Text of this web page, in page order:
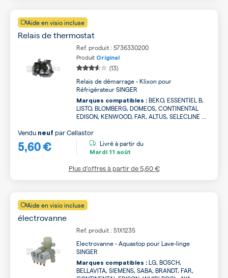
Aide en visio incluse
Relais de thermostat
Ref. produit : 5736330200
Produit Original
(13)
Relais de démarrage - Klixon pour
Réfrigérateur SINGER
Marques compatibles : BEKO, ESSENTIEL B,
LISTO, BLOMBERG, DOMEOS, CONTINENTAL
EDISON, KENWOOD, FAR, ALTUS, SELECLINE ...
5,60 €
Vendu neuf parCellastor
Livré à partir du
Mardi 11 août
Plus d’offres à partir de5,60 €
Aide en visio incluse
électrovanne
Ref. produit : 51X1235
Electrovanne - Aquastop pour Lave-linge
SINGER
Marques compatibles : LG, BOSCH,
BELLAVITA, SIEMENS, SABA, BRANDT, FAR,